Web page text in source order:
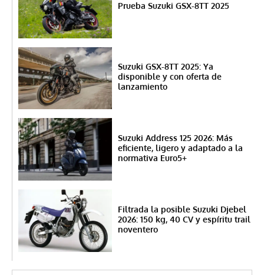
Prueba Suzuki GSX-8TT 2025
Suzuki GSX-8TT 2025: Ya
disponible y con oferta de
lanzamiento
Suzuki Address 125 2026: Más
eficiente, ligero y adaptado a la
normativa Euro5+
Filtrada la posible Suzuki Djebel
2026: 150 kg, 40 CV y espíritu trail
noventero